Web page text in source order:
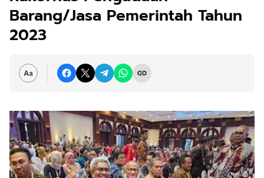
Barang/Jasa Pemerintah Tahun
2023